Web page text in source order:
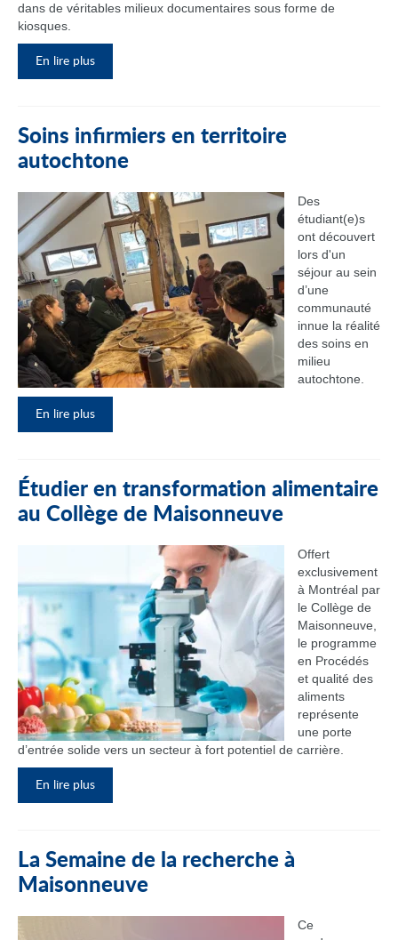
dans de véritables milieux documentaires sous forme de
kiosques.
En lire plus
Soins infirmiers en territoire
autochtone
Des
étudiant(e)s
ont découvert
lors d'un
séjour au sein
d’une
communauté
innue la réalité
des soins en
milieu
autochtone.
En lire plus
Étudier en transformation alimentaire
au Collège de Maisonneuve
Offert
exclusivement
à Montréal par
le Collège de
Maisonneuve,
le programme
en Procédés
et qualité des
aliments
représente
une porte
d’entrée solide vers un secteur à fort potentiel de carrière.
En lire plus
La Semaine de la recherche à
Maisonneuve
Ce